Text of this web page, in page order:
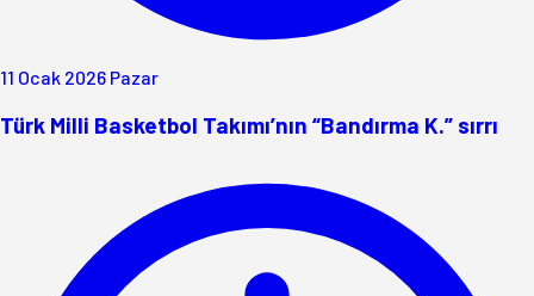
11 Ocak 2026 Pazar
Türk Milli Basketbol Takımı’nın “Bandırma K.” sırrı